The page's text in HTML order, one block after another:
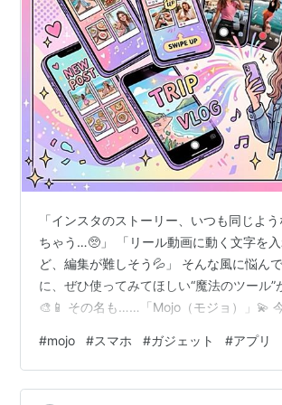
「インスタのストーリー、いつも同じよ
ちゃう…🥺」 「リール動画に動く文字を
ど、編集が難しそう💦」 そんな風に悩ん
に、ぜひ使ってみてほしい“魔法のツール”
🎨📱 その名も……「Mojo（モジョ）」💫
うな動画が作れるMojoの魅力を、隅々まで
ゃいます！💖 🌟 Mojo（モジョ）ってどん
Mojoは、Instagramのストーリーやリー
#mojo #スマホ #ガジェット #アプリ